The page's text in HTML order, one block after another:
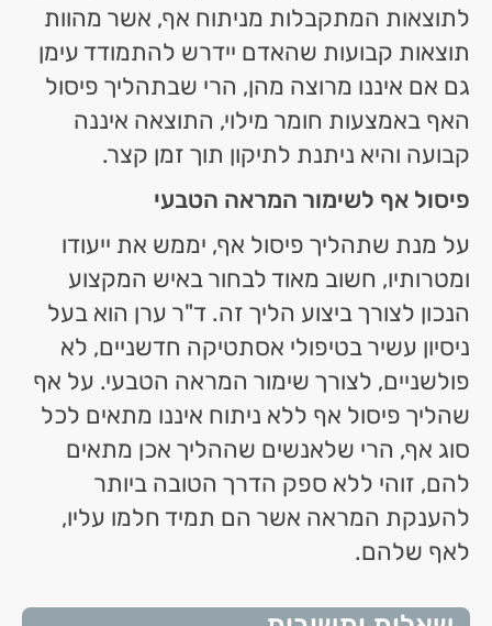
לתוצאות המתקבלות מניתוח אף, אשר מהוות
תוצאות קבועות שהאדם יידרש להתמודד עימן
גם אם איננו מרוצה מהן, הרי שבתהליך פיסול
האף באמצעות חומר מילוי, התוצאה איננה
קבועה והיא ניתנת לתיקון תוך זמן קצר.
פיסול אף לשימור המראה הטבעי
על מנת שתהליך פיסול אף, יממש את ייעודו
ומטרותיו, חשוב מאוד לבחור באיש המקצוע
הנכון לצורך ביצוע הליך זה. ד"ר ערן הוא בעל
ניסיון עשיר בטיפולי אסתטיקה חדשניים, לא
פולשניים, לצורך שימור המראה הטבעי. על אף
שהליך פיסול אף ללא ניתוח איננו מתאים לכל
סוג אף, הרי שלאנשים שההליך אכן מתאים
להם, זוהי ללא ספק הדרך הטובה ביותר
להענקת המראה אשר הם תמיד חלמו עליו,
לאף שלהם.